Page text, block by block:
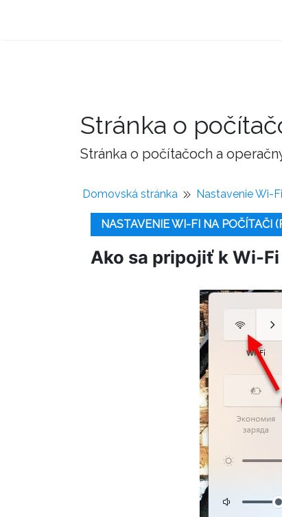
Stránka o
Stránka o počítačoch a
Domovská stránka Nastavenie Wi-
NASTAVENIE WI-FI NA POČÍTAČI
Ako sa pripojiť k Wi-